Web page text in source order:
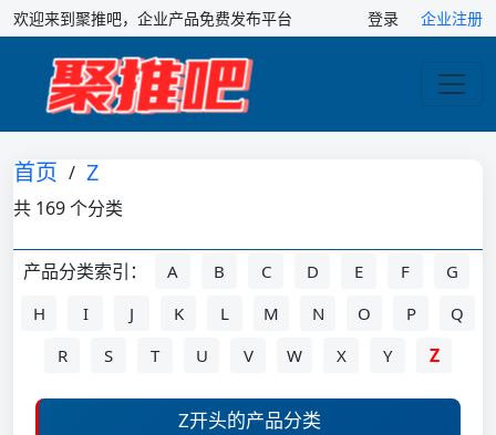
欢迎来到聚推吧，企业产品免费发布平台 登录 企业注册
首页 / Z
共 169 个分类
产品分类索引： A B C D E F
G
H
I J K L M N O P
Q
R
S T U V W X Y Z
Z开头的产品分类